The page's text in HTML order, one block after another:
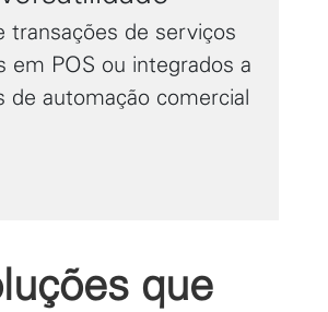
transações de serviços
em POS ou integrados a
de automação comercial
que